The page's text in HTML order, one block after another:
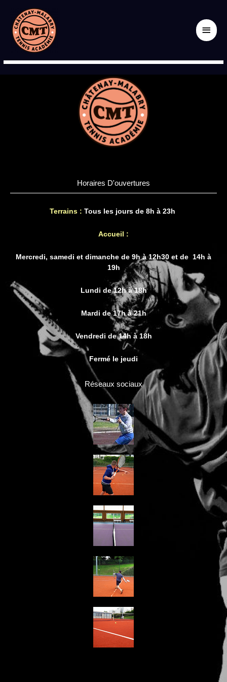
contenu
Accueil Offres du moment
Offres du moment
Horaires D'ouvertures
Terrains : Tous les jours de 8h à 23h
Accueil :
Mercredi, samedi et dimanche de 9h à 12h30 et de 14h à
19h
Lundi de 12h à 18h
Mardi de 17h à 21h
Vendredi de 14h à 18h
Fermé le jeudi
Réseaux sociaux